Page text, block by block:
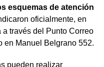
esquemas de atención
oficialmente, en
través del Punto Correo
en Manuel Belgrano 552.
pueden realizar